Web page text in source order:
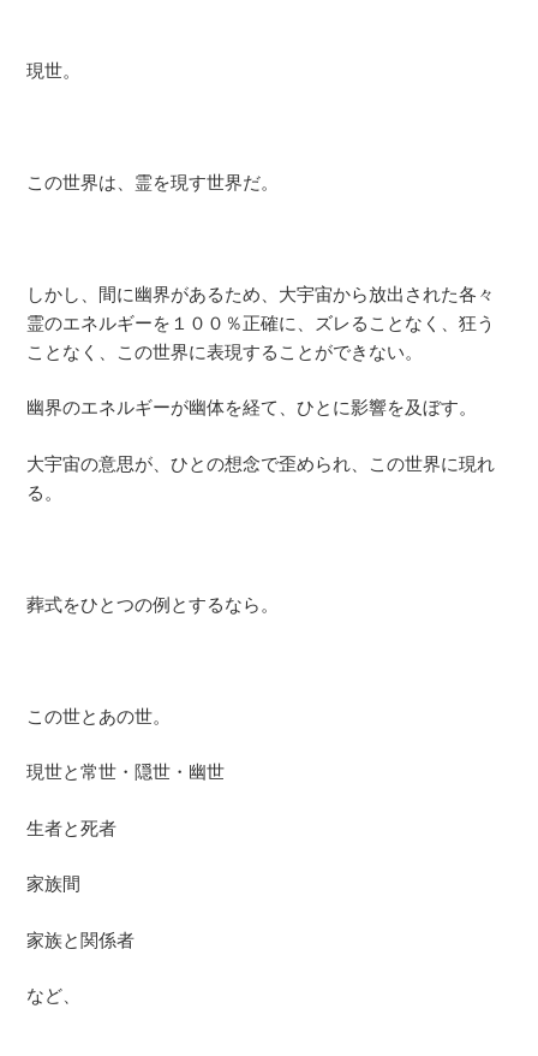
現世。
この世界は、霊を現す世界だ。
しかし、間に幽界があるため、大宇宙から放出された各々
霊のエネルギーを１００％正確に、ズレることなく、狂う
ことなく、この世界に表現することができない。
幽界のエネルギーが幽体を経て、ひとに影響を及ぼす。
大宇宙の意思が、ひとの想念で歪められ、この世界に現れ
る。
葬式をひとつの例とするなら。
この世とあの世。
現世と常世・隠世・幽世
生者と死者
家族間
家族と関係者
など、